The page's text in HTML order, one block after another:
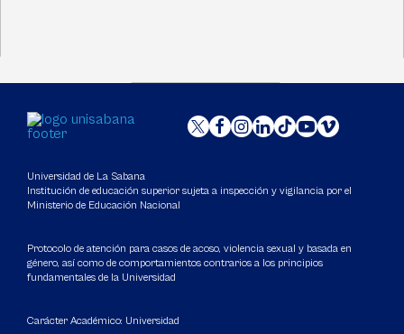
Universidad de La Sabana
Institución de educación superior sujeta a inspección y vigilancia por el
Ministerio de Educación Nacional
Protocolo de atención para casos de acoso, violencia sexual y basada en
género, así como de comportamientos contrarios a los principios
fundamentales de la Universidad
Carácter Académico: Universidad